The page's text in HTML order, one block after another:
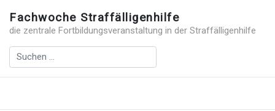
Fachwoche Straffälligenhilfe
die zentrale Fortbildungsveranstaltung in der Straffälligenhilfe